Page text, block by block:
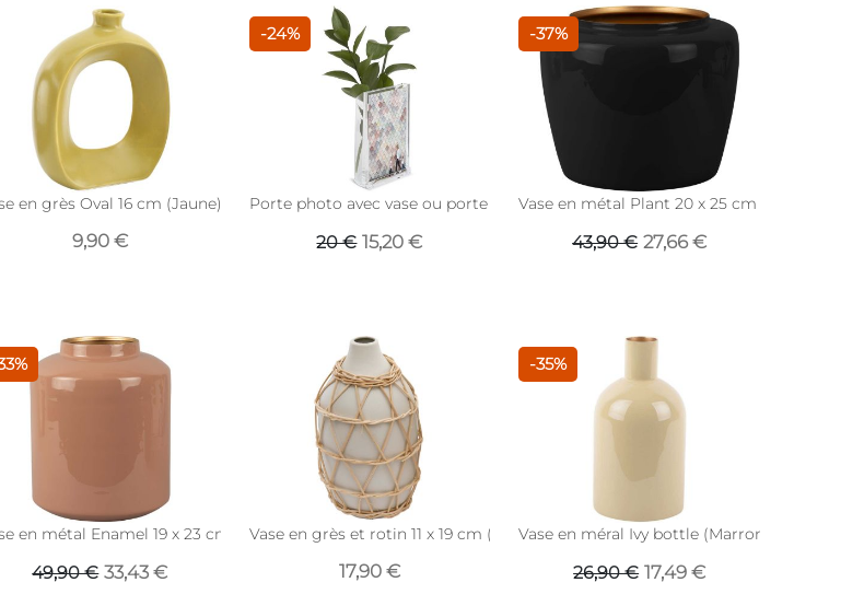
en grès Oval 16 cm (Jaune)
9,90 €
-24%
Porte photo avec vase ou porte crayons intégré Optic (Transparent)
20 € 15,20 €
-37%
Vase en métal Plant 20 x 25 cm (Noir)
43,90 € 27,66 €
en métal Enamel 19 x 23 cm (Rose pâle)
49,90 € 33,43 €
Vase en grès et rotin 11 x 19 cm (Modèle 1)
17,90 €
-35%
Vase en méral Ivy bottle (Marron latte)
26,90 € 17,49 €